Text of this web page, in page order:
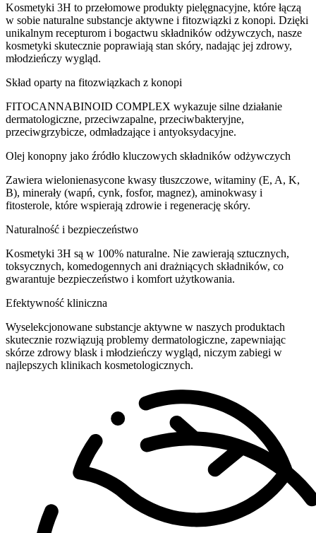
Kosmetyki 3H to przełomowe produkty pielęgnacyjne, które łączą
w sobie naturalne substancje aktywne i fitozwiązki z konopi. Dzięki
unikalnym recepturom i bogactwu składników odżywczych, nasze
kosmetyki skutecznie poprawiają stan skóry, nadając jej zdrowy,
młodzieńczy wygląd.
Skład oparty na fitozwiązkach z konopi
FITOCANNABINOID COMPLEX wykazuje silne działanie
dermatologiczne, przeciwzapalne, przeciwbakteryjne,
przeciwgrzybicze, odmładzające i antyoksydacyjne.
Olej konopny jako źródło kluczowych składników odżywczych
Zawiera wielonienasycone kwasy tłuszczowe, witaminy (E, A, K,
B), minerały (wapń, cynk, fosfor, magnez), aminokwasy i
fitosterole, które wspierają zdrowie i regenerację skóry.
Naturalność i bezpieczeństwo
Kosmetyki 3H są w 100% naturalne. Nie zawierają sztucznych,
toksycznych, komedogennych ani drażniących składników, co
gwarantuje bezpieczeństwo i komfort użytkowania.
Efektywność kliniczna
Wyselekcjonowane substancje aktywne w naszych produktach
skutecznie rozwiązują problemy dermatologiczne, zapewniając
skórze zdrowy blask i młodzieńczy wygląd, niczym zabiegi w
najlepszych klinikach kosmetologicznych.